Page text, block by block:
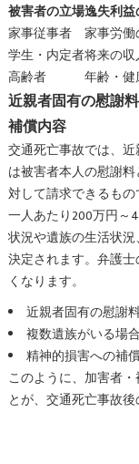
被害者の立場逸失利
家事従事者
家事労
学生・内定者将来の収
高齢者
年齢・
近親者固有の慰謝
補償内容
交通死亡事故では、
は被害者本人の慰謝
対して請求できるも
一人あたり200万円～
状況や遺族の生活状
決定されます。弁護
くなります。
近親者固有の慰謝
複数遺族がいる場
精神的損害への補
このように、加害者
とが、交通死亡事故